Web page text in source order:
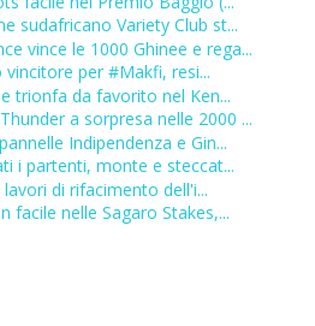
sudafricano Variety Club st...
vince le 1000 Ghinee e rega...
vincitore per #Makfi, resi...
trionfa da favorito nel Ken...
a sorpresa nelle 2000 ...
Indipendenza e Gin...
i partenti, monte e steccat...
di rifacimento dell'i...
facile nelle Sagaro Stakes,...